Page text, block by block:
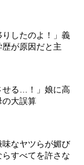
りしたのよ！」義
が原因だと主
せる…！」娘に高
の大誤算
なヤツらが媚び
すべてを許さな